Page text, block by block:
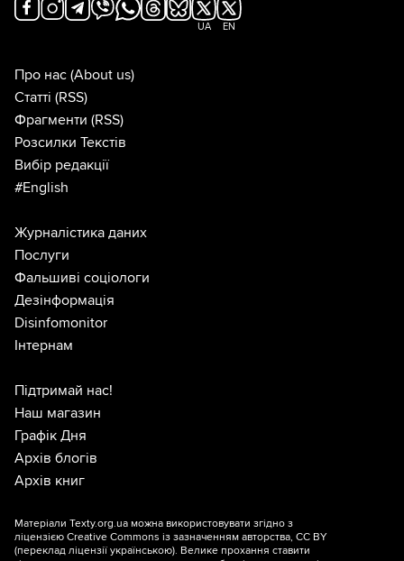
UA EN
Про нас (About us)
Статті (RSS)
Фрагменти (RSS)
Розсилки Текстів
Вибір редакції
#English
Журналістика даних
Послуги
Фальшиві соціологи
Дезінформація
Disinfomonitor
Інтернам
Підтримай нас!
Наш магазин
Графік Дня
Архів блогів
Архів книг
Матеріали Texty.org.ua можна використовувати згідно з
ліцензією Creative Commons із зазначенням авторства, CC BY
(переклад ліцензії українською). Велике прохання ставити